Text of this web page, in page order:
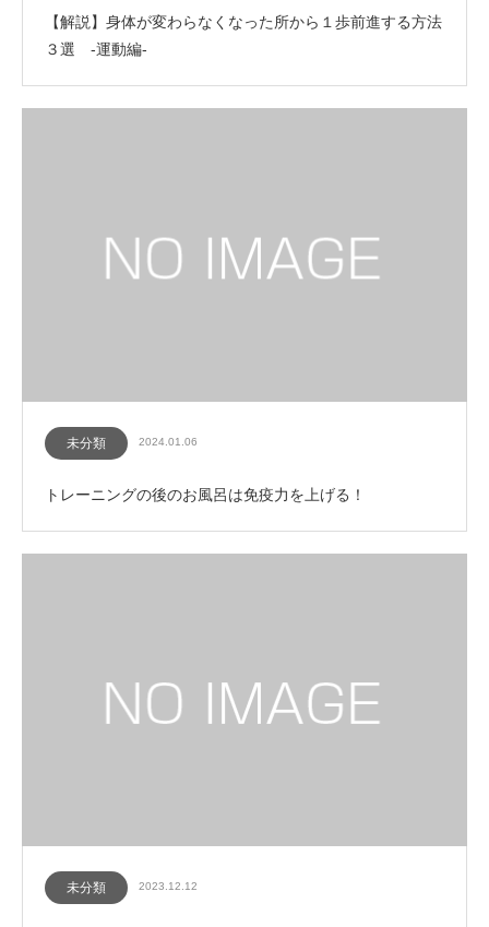
【解説】身体が変わらなくなった所から１歩前進する方法
３選 -運動編-
未分類 2024.01.06
トレーニングの後のお風呂は免疫力を上げる！
未分類 2023.12.12